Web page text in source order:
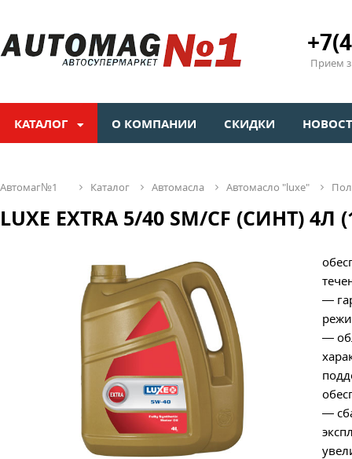
Прием
КАТАЛОГ О КОМПАНИИ СКИДКИ
автомаг№1 каталог автомасла автомасло "luxе"
LUXE EXTRA 5/40 SM/CF (СИНТ) 4Л
—
—
—